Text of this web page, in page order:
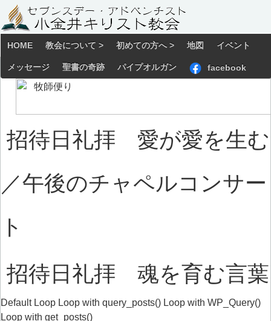
HOME 教会について > 初めての方へ > 地図 イベント
メッセージ 聖書の奇跡 パイプオルガン facebook
招待日礼拝 愛が愛を生む
／午後のチャペルコンサー
ト
招待日礼拝 魂を育む言葉
Default Loop Loop with query_posts() Loop with WP_Query()
Loop with get_posts()